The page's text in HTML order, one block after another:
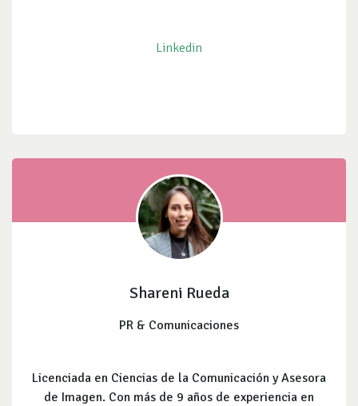
Linkedin
Shareni Rueda
PR & Comunicaciones
Licenciada en Ciencias de la Comunicación y Asesora
de Imagen. Con más de 9 años de experiencia en